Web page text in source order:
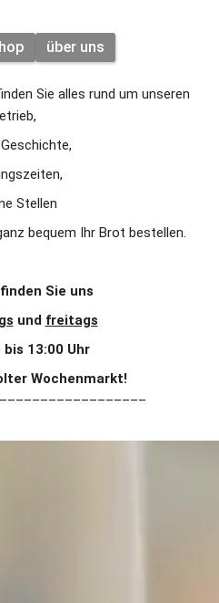
über uns
Sie alles rund um unseren
Stellen
bequem Ihr Brot bestellen.
Sie uns
und freitags
bis 13:00 Uhr
Wochenmarkt!